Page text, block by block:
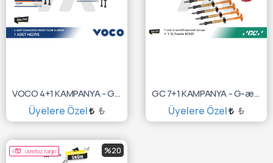
VOCO 4+1 KAMPANYA - GrandioSO Heavy Flow 2X2gr
Üyelere Özel ₺
SEPETE EKLE
GC 7+1 KAMPANYA - G-ænial® Injectable Syringe + G-Premio BOND
Üyelere Özel ₺
%20
Ücretsiz Kargo